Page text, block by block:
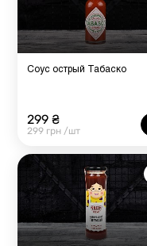
Соус острый Табаско
299 ₴
299 грн /шт